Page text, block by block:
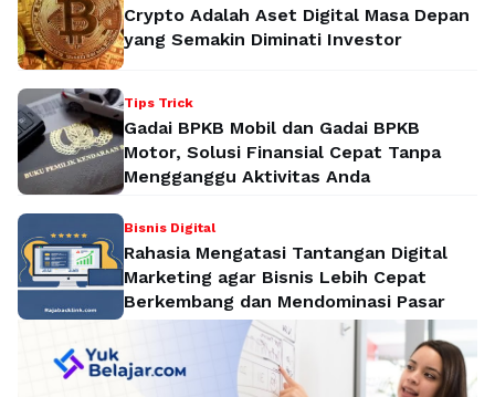
Crypto Adalah Aset Digital Masa Depan
yang Semakin Diminati Investor
Tips Trick
Gadai BPKB Mobil dan Gadai BPKB
Motor, Solusi Finansial Cepat Tanpa
Mengganggu Aktivitas Anda
Bisnis Digital
Rahasia Mengatasi Tantangan Digital
Marketing agar Bisnis Lebih Cepat
Berkembang dan Mendominasi Pasar